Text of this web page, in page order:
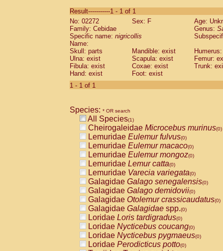
CebidaeSaguinus labiatus(0)
Cebidae Saguinus leucopus (0)
Cebidae
CebidaeSaguinus mystax
Cebidae Saguinus nigricollis (1)
Cebidae Saguinus oedipus
Cebidae Saguinus weddelli
Cebidae Saguinusspp.
Cebidae
CebidaeCebus capucinus
CebidaeCebus nigrivittatus
CebidaeCebus spp.(0)
CebidaeSaimiri boliviensis(0)
CebidaeSaimiri sciureus(0)
AtelidaeAlouatta caraya(0)
AtelidaeAlouatta fusca(0)
AtelidaeAlouatta seniculus(0)
AtelidaeAlouattaspp.(0)
AtelidaeAteles belzebuth(0)
AtelidaeAteles geoffroyi(0)
AtelidaeAteles paniscus(0)
AtelidaeAtelesspp.(0)
AtelidaeLagothrix lagothricha(0)
AtelidaeLagothrix lagothricha cana
PitheciidaeCacajao calvus
Result-----------1 - 1 of 1
No: 02272
Sex: F
Age:
Family: Cebidae
Genus:
Specific name: nigricollis
Name:
Skull: parts
Mandible: exist
Ulna: exist
Scapula: exist
Femur:
Fibula: exist
Coxae: exist
Trunk:
Hand: exist
Foot: exist
1 - 1 of 1
Species: * OR search
All Species(1)
Cheirogaleidae Microcebus murinus(0)
Lemuridae Eulemur fulvus(0)
Lemuridae Eulemur macaco(0)
Lemuridae Eulemur mongoz(0)
Lemuridae Lemur catta(0)
Lemuridae Varecia variegata(0)
Galagidae Galago senegalensis(0)
Galagidae Galago demidovii(0)
Galagidae Otolemur crassicaudatus(0)
Galagidae Galagidae spp.(0)
Loridae Loris tardigradus(0)
Loridae Nycticebus coucang(0)
Loridae Nycticebus pygmaeus(0)
Loridae Perodicticus potto(0)